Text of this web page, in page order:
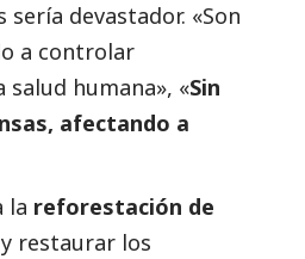
devastador. «Son
a controlar
humana», «Sin
afectando a
la reforestación de
restaurar los